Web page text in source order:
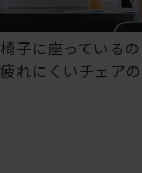
椅子に座っている
疲れにくいチェア